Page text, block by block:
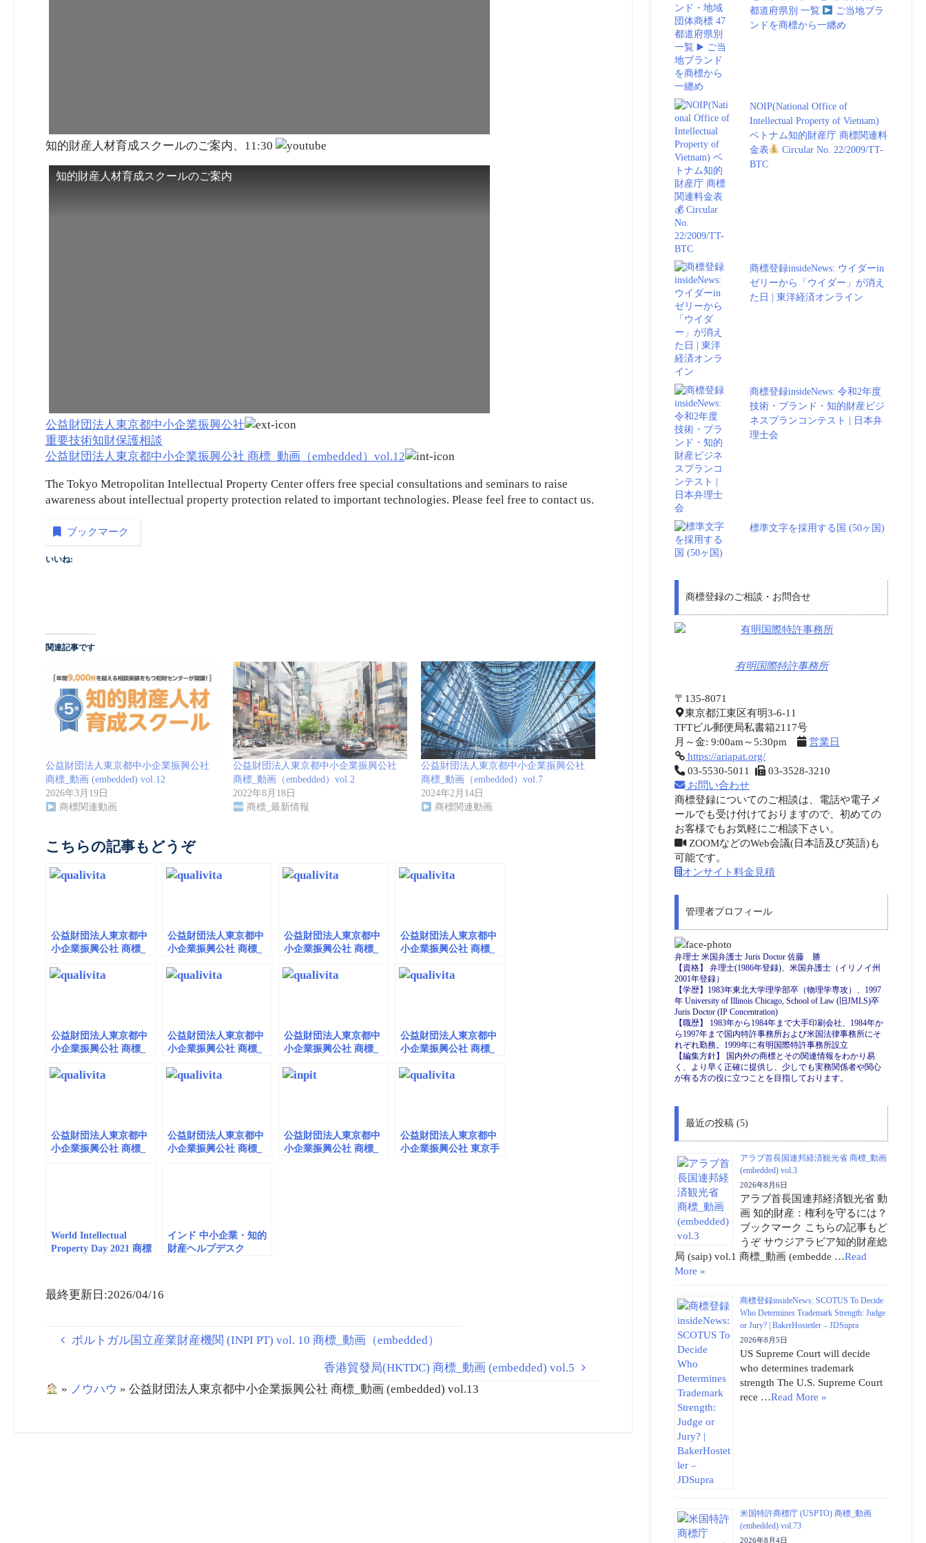
知的財産人材育成スクールのご案内、11:30
知的財産人材育成スクールのご案内
公益財団法人東京都中小企業振興公社
重要技術知財保護相談
公益財団法人東京都中小企業振興公社 商標_動画（embedded）vol.12
The Tokyo Metropolitan Intellectual Property Center offers free special consultations and seminars to raise
awareness about intellectual property protection related to important technologies. Please feel free to contact us.
ブックマーク
いいね:
関連記事です
公益財団法人東京都中小企業振興公社
商標_動画 (embedded) vol.12
2026年3月19日
商標関連動画
公益財団法人東京都中小企業振興公社
商標_動画（embedded）vol.2
2022年8月18日
商標_最新情報
公益財団法人東京都中小企業振興公社
商標_動画（embedded）vol.7
2024年2月14日
商標関連動画
こちらの記事もどうぞ
公益財団法人東京都中
小企業振興公社 商標_
公益財団法人東京都中
小企業振興公社 商標_
vol.10
公益財団法人東京都中
小企業振興公社 商標_
公益財団法人東京都中
小企業振興公社 商標_
公益財団法人東京都中
小企業振興公社 商標_
vol.11 令和８年度スタ
公益財団法人東京都中
小企業振興公社 商標_
公益財団法人東京都中
小企業振興公社 商標_
公益財団法人東京都中
小企業振興公社 商標_
公益財団法人東京都中
小企業振興公社 商標_
公益財団法人東京都中
小企業振興公社 商標_
公益財団法人東京都中
小企業振興公社 商標_
公益財団法人東京都中
小企業振興公社 東京手
World Intellectual
Property Day 2021 商標
インド 中小企業・知的
財産ヘルプデスク
最終更新日:2026/04/16
ポルトガル国立産業財産機関 (INPI PT) vol. 10 商標_動画（embedded）
香港貿發局(HKTDC) 商標_動画 (embedded) vol.5
» ノウハウ »公益財団法人東京都中小企業振興公社 商標_動画 (embedded) vol.13
都道府県別 一覧
ご当地ブラ
ンドを商標から一纏め
NOIP(National Office of
Intellectual Property of Vietnam)
ベトナム知的財産庁 商標関連料
金表
Circular No. 22/2009/TT-
BTC
商標登録insideNews: ウイダーin
ゼリーから「ウイダー」が消え
た日 | 東洋経済オンライン
商標登録insideNews: 令和2年度
技術・ブランド・知的財産ビジ
ネスプランコンテスト | 日本弁
理士会
標準文字を採用する国 (50ヶ国)
商標登録のご相談・お問合せ
有明国際特許事務所
〒135-8071
東京都江東区有明3-6-11
TFTビル郵便局私書箱2117号
月～金: 9:00am～5:30pm
営業日
https://ariapat.org/
03-5530-5011
03-3528-3210
お問い合わせ
商標登録についてのご相談は、電話や電子メ
ールでも受け付けておりますので、初めての
お客様でもお気軽にご相談下さい。
ZOOMなどのWeb会議(日本語及び英語)も
可能です。
オンサイト料金見積
管理者プロフィール
弁理士 米国弁護士 Juris Doctor 佐藤 勝
【資格】 弁理士(1986年登録)、米国弁護士（イリノイ州
2001年登録）
【学歴】1983年東北大学理学部卒（物理学専攻）、1997
年 University of Illinois Chicago, School of Law (旧JMLS)卒
Juris Doctor (IP Concentration)
【職歴】 1983年から1984年まで大手印刷会社、1984年か
ら1997年まで国内特許事務所および米国法律事務所にそ
れぞれ勤務。1999年に有明国際特許事務所設立
【編集方針】 国内外の商標とその関連情報をわかり易
く、より早く正確に提供し、少しでも実務関係者や関心
が有る方の役に立つことを目指しております。
最近の投稿 (5)
アラブ首長国連邦経済観光省 商標_動画
(embedded) vol.3
2026年8月6日
アラブ首長国連邦経済観光省 動
画 知的財産：権利を守るには？
ブックマーク こちらの記事もど
うぞ サウジアラビア知的財産総
局 (saip) vol.1 商標_動画 (embedde …Read
More »
商標登録insideNews: SCOTUS To Decide
Who Determines Trademark Strength: Judge
or Jury? | BakerHostetler – JDSupra
2026年8月5日
US Supreme Court will decide
who determines trademark
strength The U.S. Supreme Court
rece …Read More »
米国特許商標庁 (USPTO) 商標_動画
(embedded) vol.73
2026年8月4日